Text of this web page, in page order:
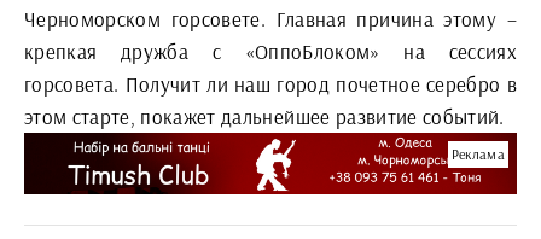
Черноморском горсовете. Главная причина этому –
крепкая дружба с «ОппоБлоком» на сессиях
горсовета. Получит ли наш город почетное серебро в
этом старте, покажет дальнейшее развитие событий.
Реклама